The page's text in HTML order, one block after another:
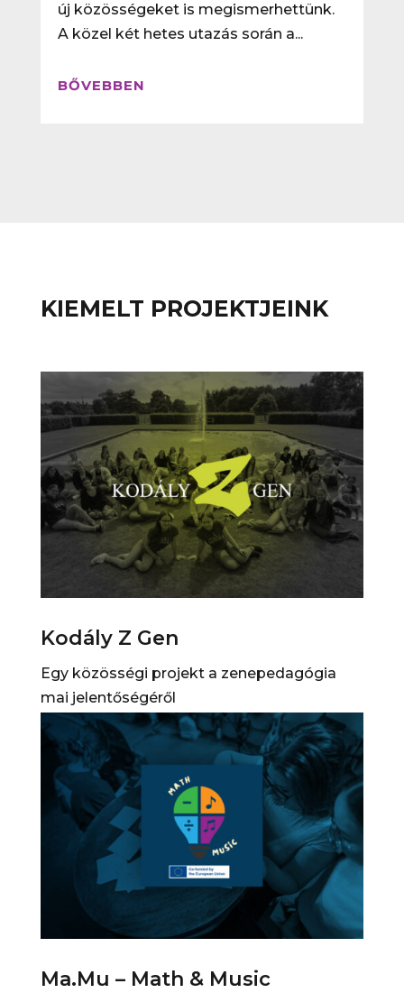
új közösségeket is megismerhettünk.
A közel két hetes utazás során a...
BŐVEBBEN
KIEMELT PROJEKTJEINK
Kodály Z Gen
Egy közösségi projekt a zenepedagógia
mai jelentőségéről
Ma.Mu – Math & Music